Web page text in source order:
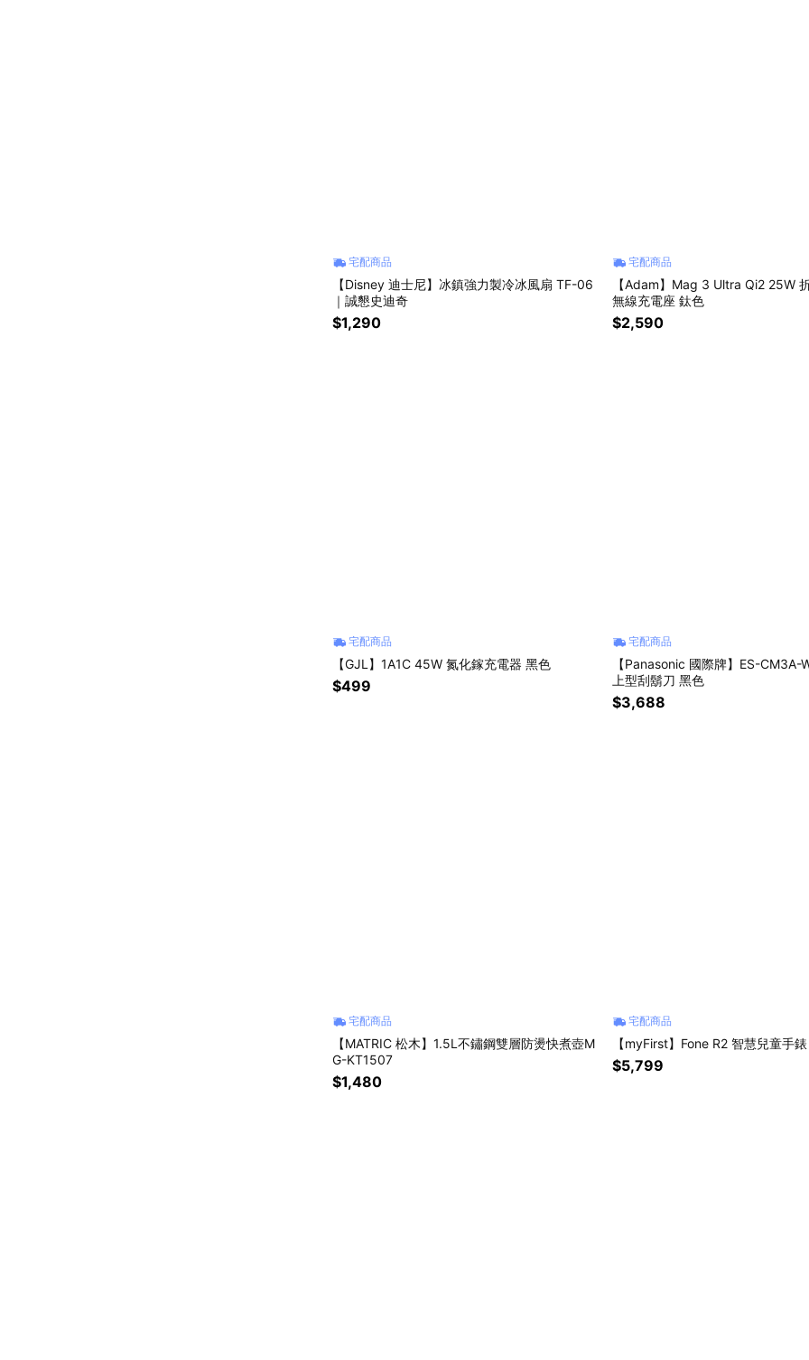
宅配商品
【Disney 迪士尼】冰鎮強力製冷冰風扇 TF-06
｜誠懇史迪奇
$1,290
宅配商品
【Adam】Mag 3 Ultra Qi2 25W
無線充電座 鈦色
$2,590
宅配商品
【GJL】1A1C 45W 氮化鎵充電器 黑色
$499
宅配商品
【Panasonic 國際牌】ES-CM3A-
上型刮鬍刀 黑色
$3,688
宅配商品
【MATRIC 松木】1.5L不鏽鋼雙層防燙快煮壺M
G-KT1507
$1,480
宅配商品
【myFirst】Fone R2 智慧兒童手
$5,799